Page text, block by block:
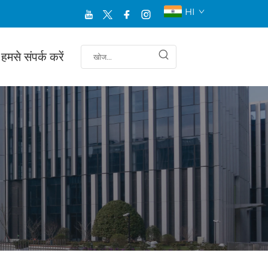
HI
हमसे संपर्क करें